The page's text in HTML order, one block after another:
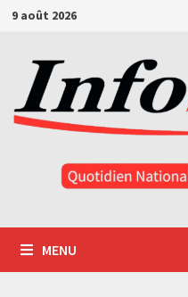
Passer
contenu
9 août 2026
MENU